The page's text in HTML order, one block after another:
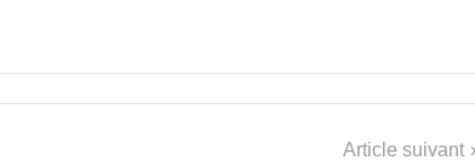
Article suivant